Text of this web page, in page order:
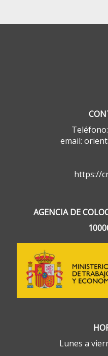
email:
https://
AGENCIA DE
Lunes a